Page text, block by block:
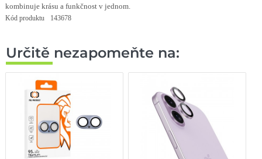
kombinuje krásu a funkčnost v jednom.
Kód produktu 143678
Určitě nezapomeňte na: